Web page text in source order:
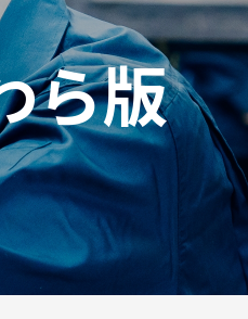
ら版